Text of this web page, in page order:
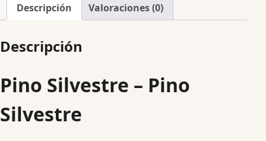
Descripción Valoraciones (0)
Descripción
Pino Silvestre – Pino
Silvestre